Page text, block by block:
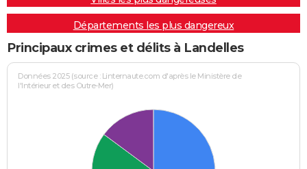
Départements les plus dangereux
Principaux crimes et délits à Landelles
Données 2025 (source : Linternaute.com d'après le Ministère de
l'Intérieur et des Outre-Mer)